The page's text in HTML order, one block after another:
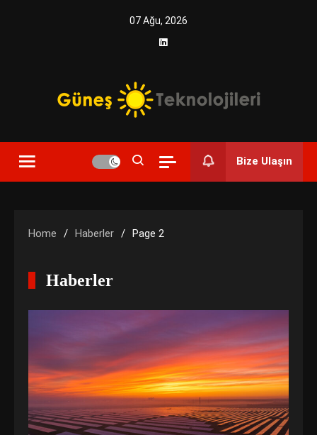
07 Ağu, 2026
Güneş Teknolojileri | Solar
Enerji Çözümleri ve
Bize Ulaşın
Home Haberler Page 2
Haberler